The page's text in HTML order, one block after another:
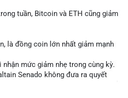
tuần, Bitcoin và ETH cũng giảm
là đồng coin lớn nhất giảm mạnh
nhận mức giảm nhẹ trong cùng kỳ.
Senado không đưa ra quyết
tháng 9.